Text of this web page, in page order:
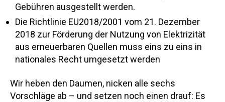
Gebühren ausgestellt werden.
Die Richtlinie EU2018/2001 vom 21. Dezember
2018 zur Förderung der Nutzung von Elektrizität
aus erneuerbaren Quellen muss eins zu eins in
nationales Recht umgesetzt werden
Wir heben den Daumen, nicken alle sechs
Vorschläge ab – und setzen noch einen drauf: Es